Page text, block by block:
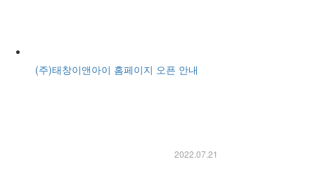
(주)태창이앤아이 홈페이지 오픈 안내
2022.07.21